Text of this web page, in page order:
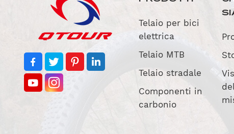
Telaio per bici
elettrica
Telaio MTB
Telaio stradale
Componenti in
carbonio